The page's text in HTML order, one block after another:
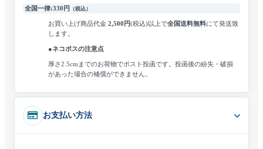
全国一律:330円 （税込）
お買い上げ商品代金 2,500円(税込)以上で全国送料無料にて発送致
します。
●ネコポスの注意点
厚さ2.5cmまでのお荷物でポスト投函です。 投函後の紛失・破損
があった場合の補償ができません。
お支払い方法